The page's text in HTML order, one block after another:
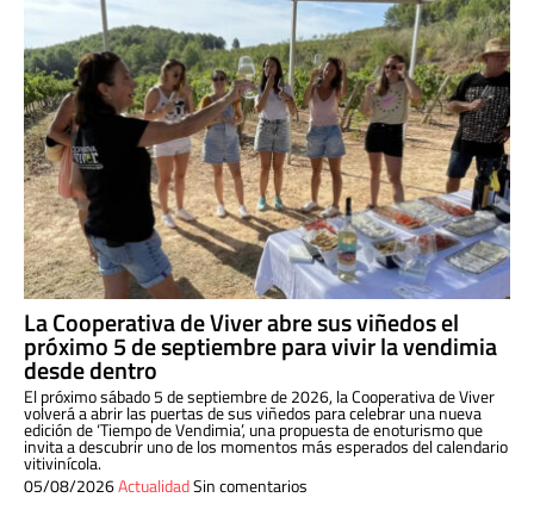
La Cooperativa de Viver abre sus viñedos el
próximo 5 de septiembre para vivir la vendimia
desde dentro
El próximo sábado 5 de septiembre de 2026, la Cooperativa de Viver
volverá a abrir las puertas de sus viñedos para celebrar una nueva
edición de ‘Tiempo de Vendimia’, una propuesta de enoturismo que
invita a descubrir uno de los momentos más esperados del calendario
vitivinícola.
05/08/2026ActualidadSin comentarios